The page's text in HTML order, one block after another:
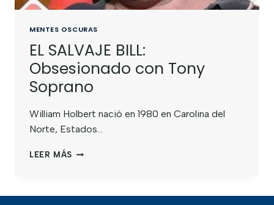
MENTES OSCURAS
EL SALVAJE BILL:
Obsesionado con Tony
Soprano
William Holbert nació en 1980 en Carolina del
Norte, Estados…
LEER MÁS